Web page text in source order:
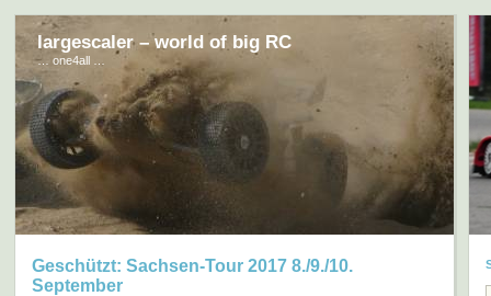
largescaler – world of big RC
… one4all …
Geschützt: Sachsen-Tour 2017 8./9./10.
September